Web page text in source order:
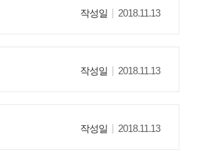
작성일 2018.11.13
작성일 2018.11.13
작성일 2018.11.13